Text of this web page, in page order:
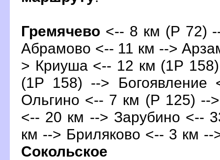
Гремячево <-- 8 км (Р 72)
Абрамово <-- 11 км -->
> Криуша <-- 12 км (1Р
(1Р 158) -->
Ольгино <-- 7 км (Р 125) --
<-- 20 км --> Зарубино <--
км --> Бриляково <-- 3 км
Сокольское